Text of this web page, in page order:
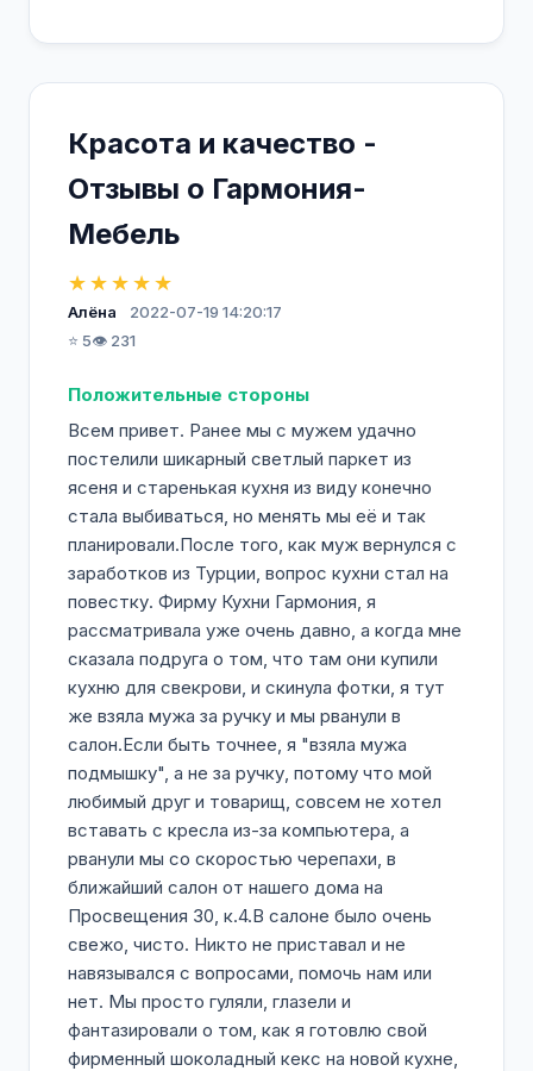
Красота и качество -
Отзывы о Гармония-
Мебель
★★★★★
Алёна
2022-07-19 14:20:17
⭐ 5👁️ 231
Положительные стороны
Всем привет. Ранее мы с мужем удачно
постелили шикарный светлый паркет из
ясеня и старенькая кухня из виду конечно
стала выбиваться, но менять мы её и так
планировали.После того, как муж вернулся с
заработков из Турции, вопрос кухни стал на
повестку. Фирму Кухни Гармония, я
рассматривала уже очень давно, а когда мне
сказала подруга о том, что там они купили
кухню для свекрови, и скинула фотки, я тут
же взяла мужа за ручку и мы рванули в
салон.Если быть точнее, я "взяла мужа
подмышку", а не за ручку, потому что мой
любимый друг и товарищ, совсем не хотел
вставать с кресла из-за компьютера, а
рванули мы со скоростью черепахи, в
ближайший салон от нашего дома на
Просвещения 30, к.4.В салоне было очень
свежо, чисто. Никто не приставал и не
навязывался с вопросами, помочь нам или
нет. Мы просто гуляли, глазели и
фантазировали о том, как я готовлю свой
фирменный шоколадный кекс на новой кухне,